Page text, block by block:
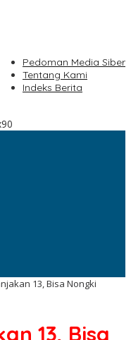
Pedoman Media Siber
Tentang Kami
Indeks Berita
13, Bisa Nongki
13, Bisa